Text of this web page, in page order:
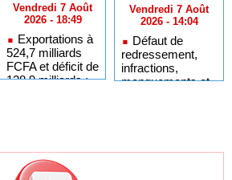
Vendredi 7 Août
2026 - 18:49
Exportations à
524,7 milliards
FCFA et déficit de
128,9 milliards :
Vendredi 7 Août
2026 - 14:04
Défaut de
redressement,
infractions,
manquements et
établissements